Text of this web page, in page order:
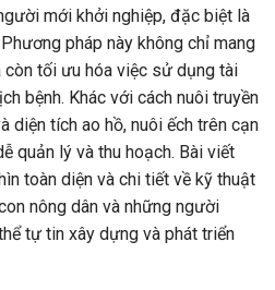
mới khởi nghiệp, đặc biệt là
pháp này không chỉ mang
còn tối ưu hóa việc sử dụng tài
bệnh. Khác với cách nuôi truyền
diện tích ao hồ, nuôi ếch trên cạn
quản lý và thu hoạch. Bài viết
toàn diện và chi tiết về kỹ thuật
nông dân và những người
tự tin xây dựng và phát triển